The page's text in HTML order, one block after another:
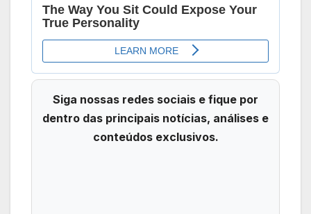
Siga nossas redes sociais e fique por
dentro das principais notícias, análises e
conteúdos exclusivos.